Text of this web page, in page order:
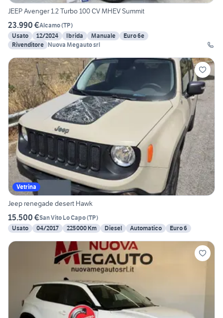
JEEP Avenger 1.2 Turbo 100 CV MHEV Summit
23.990 €Alcamo(TP)
Usato
12/2024 Ibrida Manuale
Euro 6e
Rivenditore Nuova Megauto srl
Vetrina
Jeep renegade desert Hawk
15.500 €San Vito Lo Capo(TP)
Usato
04/2017 225000 Km Diesel Automatico Euro 6